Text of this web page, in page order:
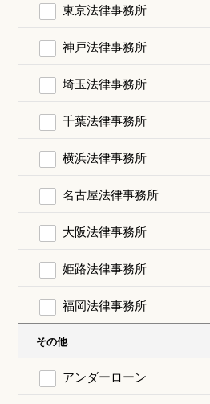
東京法律事務所
神戸法律事務所
埼玉法律事務所
千葉法律事務所
横浜法律事務所
名古屋法律事務所
大阪法律事務所
姫路法律事務所
福岡法律事務所
その他
アンダーローン